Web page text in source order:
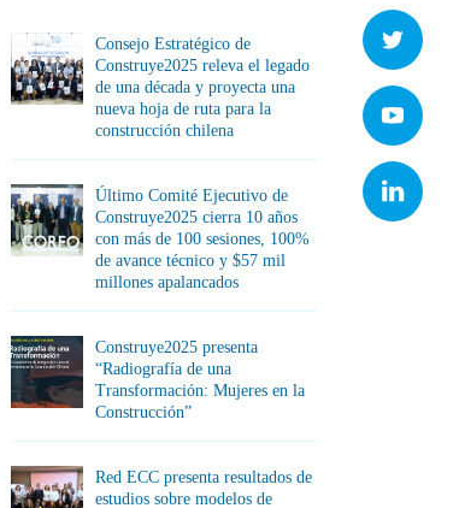
Consejo Estratégico de
Construye2025 releva el legado
de una década y proyecta una
nueva hoja de ruta para la
construcción chilena
Último Comité Ejecutivo de
Construye2025 cierra 10 años
con más de 100 sesiones, 100%
de avance técnico y $57 mil
millones apalancados
Construye2025 presenta
“Radiografía de una
Transformación: Mujeres en la
Construcción”
Red ECC presenta resultados de
estudios sobre modelos de